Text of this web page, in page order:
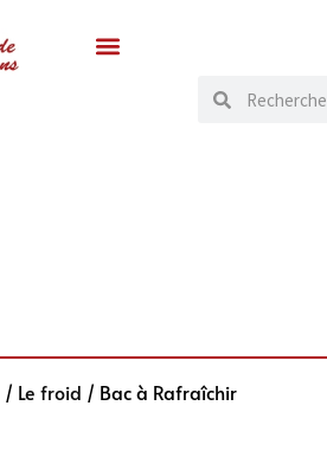
/ Le froid / Bac à Rafraîchir